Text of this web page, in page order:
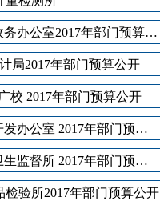
克孜勒苏柯尔克孜自治州电子政务办公室2017年部门预算公开
局2017年部门预算公开
校 2017年部门预算公开
克孜勒苏柯尔克孜自治州扶贫开发办公室 2017年部门预算公开
克孜勒苏柯尔克孜自治州动物卫生监督所 2017年部门预算公开
验所2017年部门预算公开